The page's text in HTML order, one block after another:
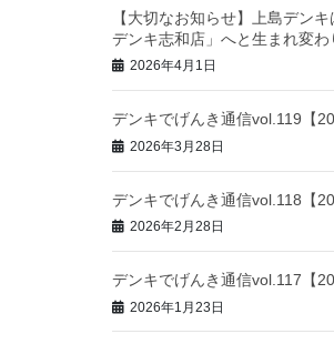
【大切なお知らせ】上島デン
デンキ志和店」へと生まれ変わ
2026年4月1日
デンキでげんき通信vol.119【
2026年3月28日
デンキでげんき通信vol.118【
2026年2月28日
デンキでげんき通信vol.117【
2026年1月23日